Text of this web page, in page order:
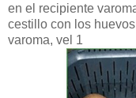
en el recipiente
cestillo con los
varoma, vel 1